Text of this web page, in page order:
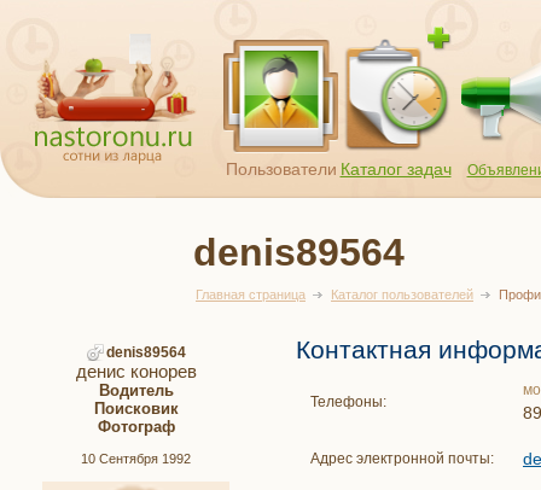
Пользователи Каталог задач
denis89564
Главная страница Каталог пользователей
denis89564
денис конорев
Водитель
Поисковик
Фотограф
10 Сентября 1992
Контактная
Телефоны:
Адрес электронной почты: